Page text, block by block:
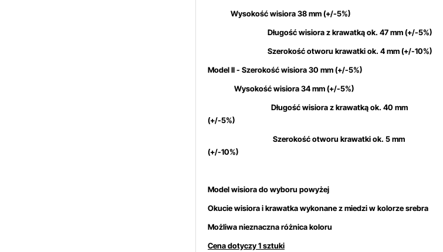
Wysokość wisiora 38 mm (+/-5%)
Długość wisiora z krawatką ok. 47 mm (+/-5%)
Szerokość otworu krawatki ok. 4 mm (+/-10%)
Model II - Szerokość wisiora 30 mm(+/-5%)
Wysokość wisiora 34 mm (+/-5%)
Długość wisiora z krawatką ok. 40 mm
(+/-5%)
Szerokość otworu krawatki ok. 5 mm
(+/-10%)
Model wisiora do wyboru powyżej
Okucie wisiora i krawatka wykonane z miedzi w kolorze srebra
Możliwa nieznaczna różnica koloru
Cena dotyczy 1 sztuki